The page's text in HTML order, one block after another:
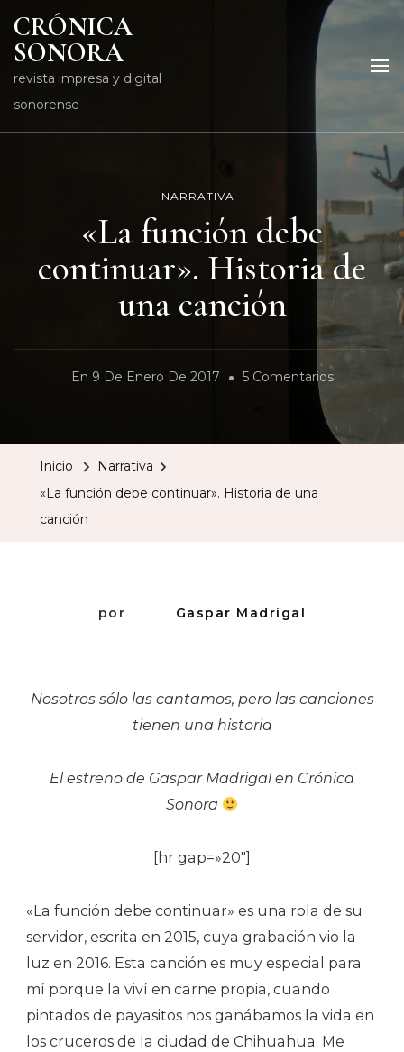
CRÓNICA
SONORA
revista impresa y digital
sonorense
NARRATIVA
«La función debe
continuar». Historia de
una canción
En 9 De Enero De 2017 5 ComentariosEn
Función
Inicio
Narrativa
«La función debe continuar». Historia de una
canción
por Gaspar Madrigal
Nosotros sólo las cantamos, pero las canciones
tienen una historia
El estreno de Gaspar Madrigal​ en Crónica
Sonora
[hr gap=»20″]
«La función debe continuar» es una rola de su
servidor, escrita en 2015, cuya grabación vio la
luz en 2016. Esta canción es muy especial para
mí porque la viví en carne propia, cuando
pintados de payasitos nos ganábamos la vida en
los cruceros de la ciudad de Chihuahua. Me